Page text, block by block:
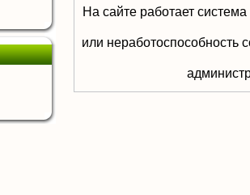
На сайте работает
или неработоспособность